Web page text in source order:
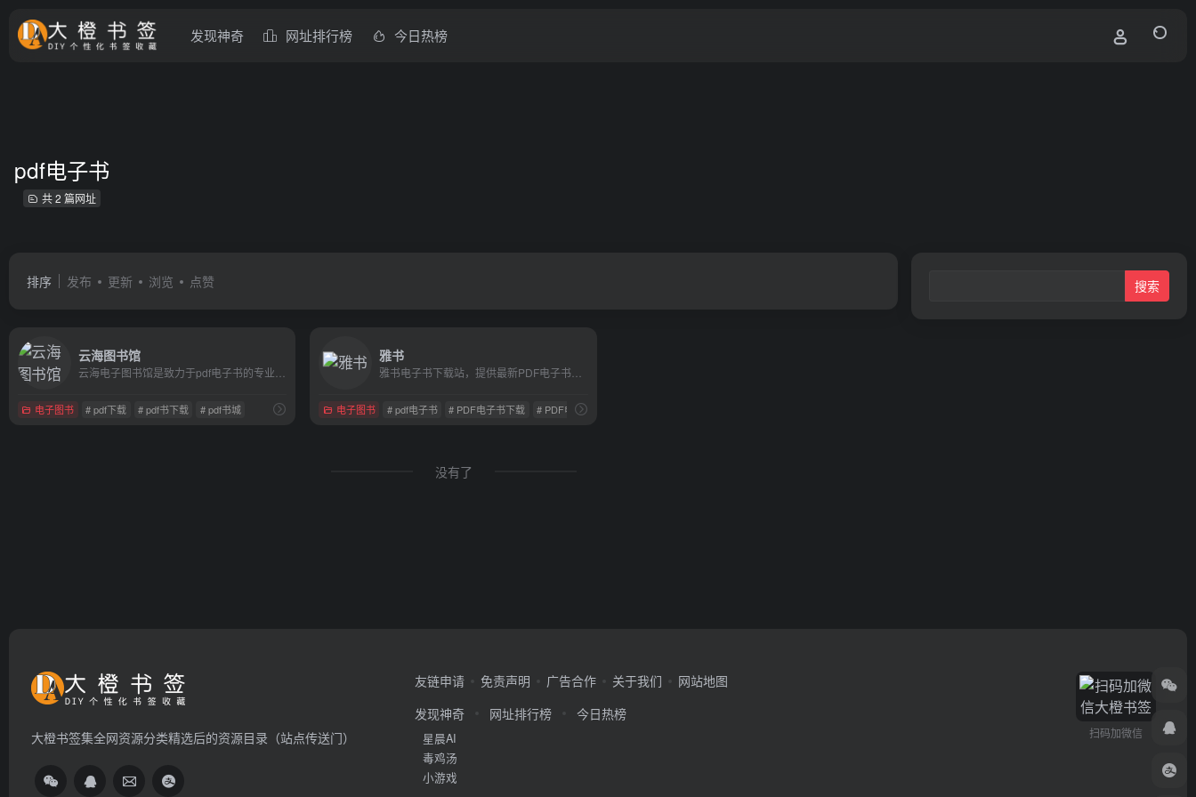
发现神奇 网址排行榜 今日热榜
pdf电子书
共 2 篇网址
排序 发布 更新 浏览 点赞
云海图书馆
电子图书 # pdf下载 # pdf书下载 # pdf书城
雅书
电子图书 # pdf电子书 # PDF电子书下载 # PDF电子书免费下载
没有了
大橙书签集全网资源分类精选后的资源目录（站点传送门）
友链申请 免责声明 广告合作 关于我们
网站地图
发现神奇
星晨AI
毒鸡汤
小游戏
网址排行榜 今日热榜
扫码加微信